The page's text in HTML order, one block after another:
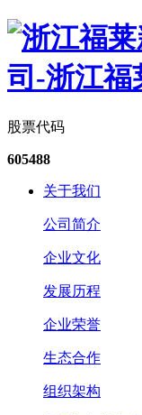
股票代码
605488
关于我们
公司简介
企业文化
发展历程
企业荣誉
生态合作
组织架构